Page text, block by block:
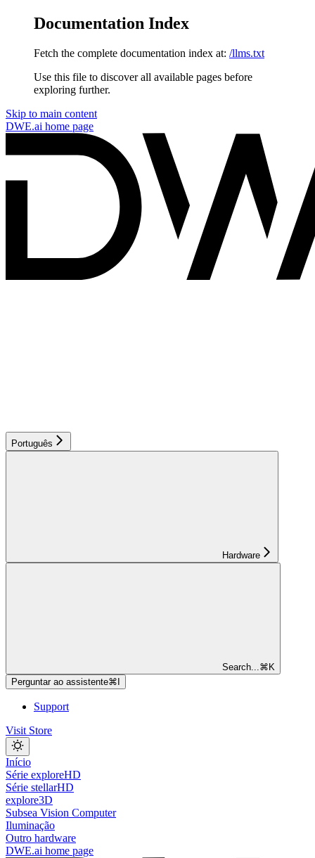
Documentation Index
Fetch the complete documentation index at: /llms.txt
Use this file to discover all available pages before
exploring further.
Skip to main content
DWE.ai home page
Português
Hardware
Search...⌘ K
Perguntar ao assistente⌘
Support
Visit Store
Início
Série exploreHD
Série stellarHD
explore3D
Subsea Vision Computer
Iluminação
Outro hardware
DWE.ai home page